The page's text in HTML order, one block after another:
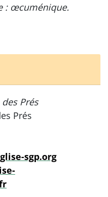
: œcuménique.
Prés
Prés
sgp.org